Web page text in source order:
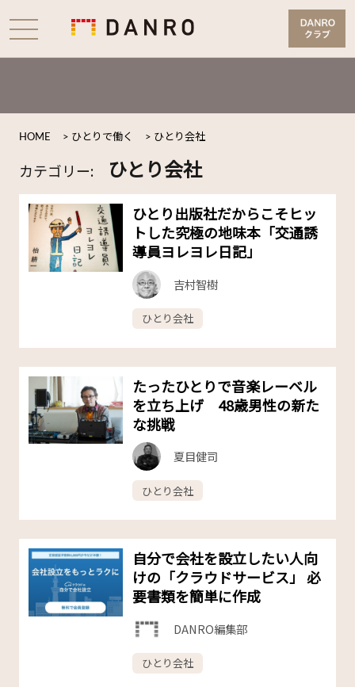
HOME > ひとりで働く > ひとり会社
カテゴリー: ひとり会社
ひとり出版社だからこそヒッ
トした究極の地味本「交通誘
導員ヨレヨレ日記」
吉村智樹
ひとり会社
たったひとりで音楽レーベル
を立ち上げ 48歳男性の新た
な挑戦
夏目健司
ひとり会社
自分で会社を設立したい人向
けの「クラウドサービス」 必
要書類を簡単に作成
DANRO編集部
ひとり会社